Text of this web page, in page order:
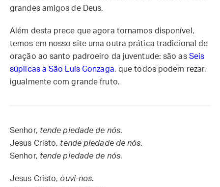
grandes amigos de Deus.
Além desta prece que agora tornamos disponível,
temos em nosso site uma outra prática tradicional de
oração ao santo padroeiro da juventude: são as Seis
súplicas a São Luís Gonzaga, que todos podem rezar,
igualmente com grande fruto.
Senhor, tende piedade de nós.
Jesus Cristo, tende piedade de nós.
Senhor, tende piedade de nós.
Jesus Cristo, ouvi-nos.